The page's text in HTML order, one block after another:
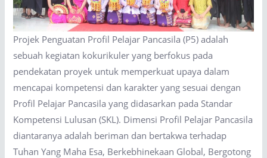
Projek Penguatan Profil Pelajar Pancasila (P5) adalah
sebuah kegiatan kokurikuler yang berfokus pada
pendekatan proyek untuk memperkuat upaya dalam
mencapai kompetensi dan karakter yang sesuai dengan
Profil Pelajar Pancasila yang didasarkan pada Standar
Kompetensi Lulusan (SKL). Dimensi Profil Pelajar Pancasila
diantaranya adalah beriman dan bertakwa terhadap
Tuhan Yang Maha Esa, Berkebhinekaan Global, Bergotong